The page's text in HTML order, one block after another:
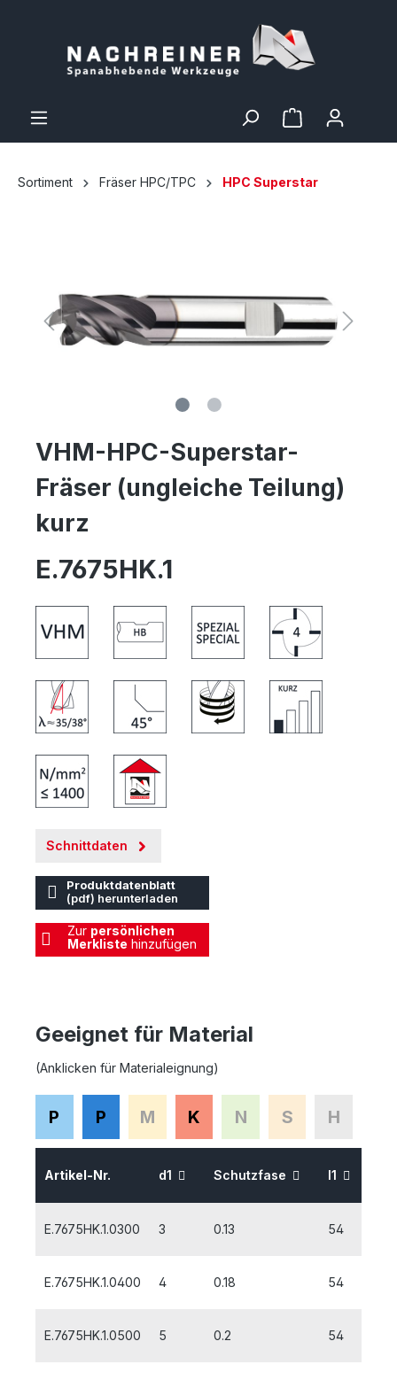
Sortiment Fräser HPC/TPC HPC Superstar
VHM-HPC-Superstar-
Fräser (ungleiche Teilung)
kurz
E.7675HK.1
Schnittdaten
Produktdatenblatt
(pdf) herunterladen
Zur persönlichen
Merkliste hinzufügen
Geeignet für Material
(Anklicken für Materialeignung)
P P M K N S H
Artikel-Nr. d1 Schutzfase l1
E.7675HK.1.0300 3 0.13 54
E.7675HK.1.0400 4 0.18 54
E.7675HK.1.0500 5 0.2 54